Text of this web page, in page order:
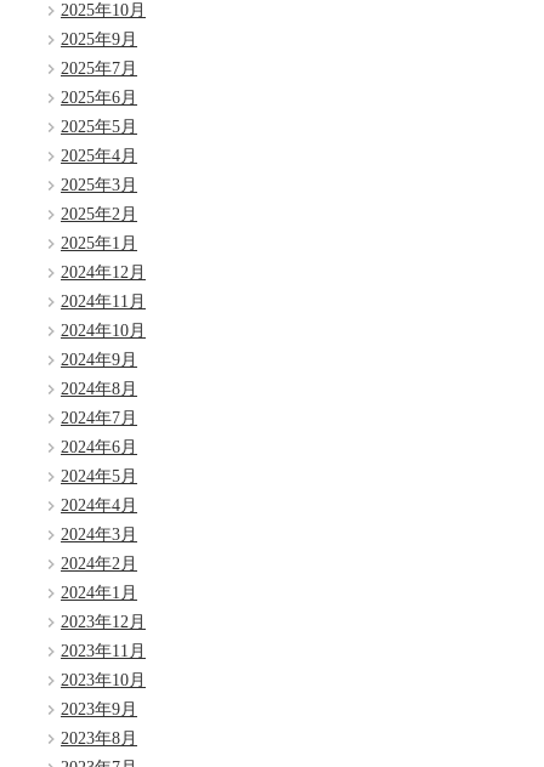
2025年10月
2025年9月
2025年7月
2025年6月
2025年5月
2025年4月
2025年3月
2025年2月
2025年1月
2024年12月
2024年11月
2024年10月
2024年9月
2024年8月
2024年7月
2024年6月
2024年5月
2024年4月
2024年3月
2024年2月
2024年1月
2023年12月
2023年11月
2023年10月
2023年9月
2023年8月